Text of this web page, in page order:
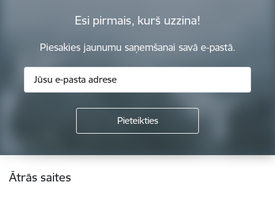
Esi pirmais, kurš uzzina!
Piesakies jaunumu saņemšanai savā e-pastā.
Kājene
Ātrās saites